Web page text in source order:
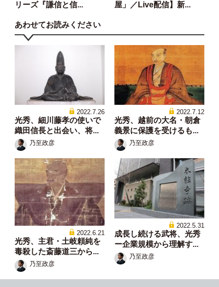
リーズ『謙信と信...
屋」／Live配信】新...
あわせてお読みください
2022.7.26
光秀、細川藤孝の使いで
織田信長と出会い、将...
乃至政彦
2022.7.12
光秀、越前の大名・朝倉
義景に保護を受けるも...
乃至政彦
2022.6.21
光秀、主君・土岐頼純を
毒殺した斎藤道三から...
乃至政彦
2022.5.31
成長し続ける武将、光秀
ー企業規模から理解す...
乃至政彦